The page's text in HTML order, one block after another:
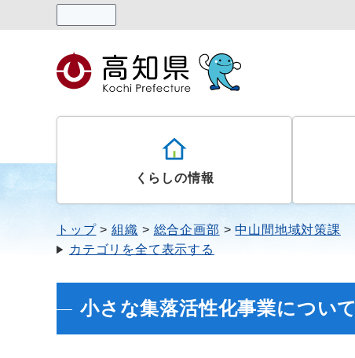
くらしの情報
トップ 組織 総合企画部
中山間地域対策課
カテゴリを全て表示する
小さな集落活性化事業について